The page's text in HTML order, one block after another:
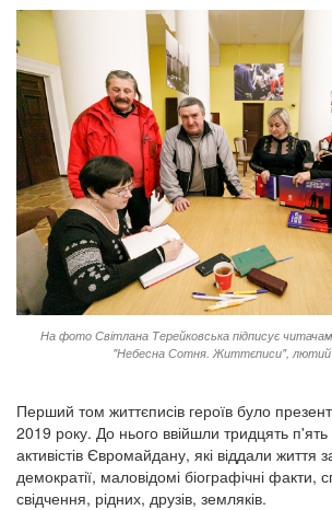
На фото Світлана Терейковська підписує
"Небесна Сотня. Життєписи", лютий
Перший том життєписів героїв було
2019 року. До нього ввійшли тридцять
активістів Євромайдану, які віддали життя
демократії, маловідомі біографічні факти,
свідчення, рідних, друзів, земляків.